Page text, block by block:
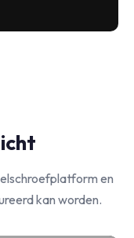
en
kan worden.